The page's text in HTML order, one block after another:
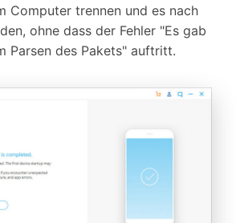
Computer trennen und es nach
ohne dass der Fehler "Es gab
Parsen des Pakets" auftritt.